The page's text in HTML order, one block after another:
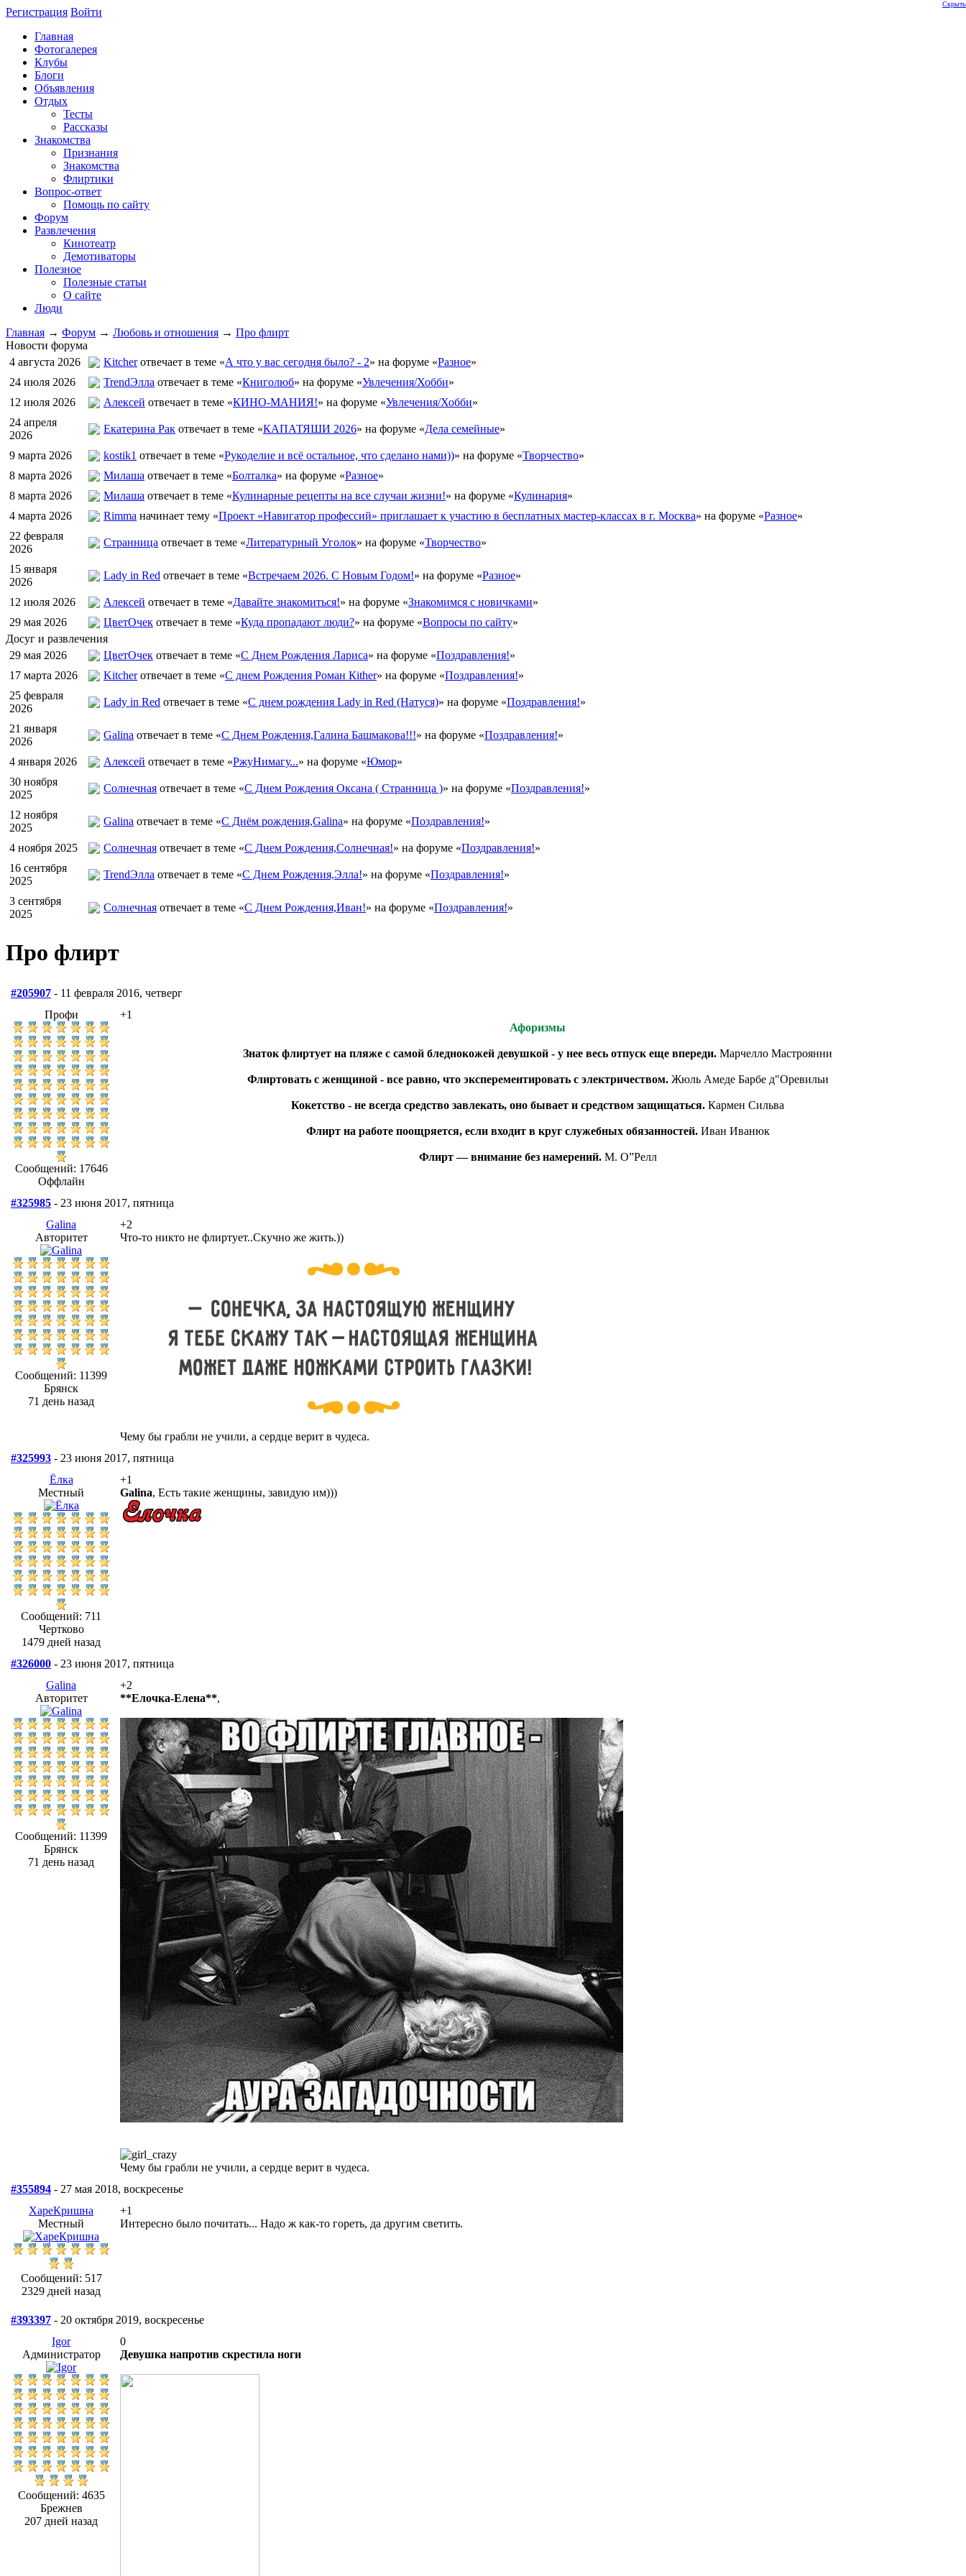
Регистрация Войти
Главная
Фотогалерея
Клубы
Блоги
Объявления
Отдых
Тесты
Рассказы
Знакомства
Признания
Знакомства
Флиртики
Вопрос-ответ
Помощь по сайту
Форум
Развлечения
Кинотеатр
Демотиваторы
Полезное
Полезные статьи
О сайте
Люди
Главная → Форум → Любовь и отношения → Про флирт
Новости форума
4 августа 2026
Kitcherотвечает в теме «А что у вас сегодня было? - 2» на форуме «Разное»
24 июля 2026
TrendЭлла отвечает в теме «Книголюб» на форуме «Увлечения/Хобби»
12 июля 2026
Алексей отвечает в теме «КИНО-МАНИЯ!» на форуме «Увлечения/Хобби»
24 апреля
2026
Екатерина Рак отвечает в теме «КАПАТЯШИ 2026» на форуме «Дела семейные»
9 марта 2026 kostik1 отвечает в теме «Рукоделие и всё остальное, что сделано нами))» на форуме «Творчество»
8 марта 2026
Милаша отвечает в теме «Болталка» на форуме «Разное»
8 марта 2026
Милаша отвечает в теме «Кулинарные рецепты на все случаи жизни!» на форуме «Кулинария»
4 марта 2026
Rimma начинает тему «Проект «Навигатор профессий» приглашает к участию в бесплатных мастер-классах в г. Москва» на форуме «Разное»
22 февраля
2026
Странница отвечает в теме «Литературный Уголок» на форуме «Творчество»
15 января
2026
Lady in Red отвечает в теме «Встречаем 2026. С Новым Годом!» на форуме «Разное»
12 июля 2026 Алексей отвечает в теме «Давайте знакомиться!» на форуме «Знакомимся с новичками»
29 мая 2026
ЦветOчек отвечает в теме «Куда пропадают люди?» на форуме «Вопросы по сайту»
Досуг и развлечения
29 мая 2026
ЦветOчек отвечает в теме «С Днем Рождения Лариса» на форуме «Поздравления!»
17 марта 2026
Kitcherотвечает в теме «С днем Рождения Роман Кither» на форуме «Поздравления!»
25 февраля
2026
Lady in Red отвечает в теме «С днем рождения Lady in Red (Натуся)» на форуме «Поздравления!»
21 января
2026
Galina отвечает в теме «С Днем Рождения,Галина Башмакова!!!» на форуме «Поздравления!»
4 января 2026 Алексей отвечает в теме «РжуНимагу...» на форуме «Юмор»
30 ноября
2025
Солнечная отвечает в теме «С Днем Рождения Оксана ( Странница )» на форуме «Поздравления!»
12 ноября
2025
Galina отвечает в теме «С Днём рождения,Galina» на форуме «Поздравления!»
4 ноября 2025 Солнечная отвечает в теме «С Днем Рождения,Солнечная!» на форуме «Поздравления!»
16 сентября
2025
TrendЭлла отвечает в теме «С Днем Рождения,Элла!» на форуме «Поздравления!»
3 сентября
2025
Солнечная отвечает в теме «С Днем Рождения,Иван!» на форуме «Поздравления!»
Про флирт
#205907 - 11 февраля 2016, четверг
Профи
Сообщений: 17646
Оффлайн
+1
Афоризмы
Знаток флиртует на пляже с самой бледнокожей девушкой - у нее весь отпуск еще впереди. Марчелло Мастроянни
Флиртовать с женщиной - все равно, что эксперементировать с электричеством.Жюль Амеде Барбе д"Оревильи
Кокетство - не всегда средство завлекать, оно бывает и средством защищаться. Кармен Сильва
Флирт на работе поощряется, если входит в круг служебных обязанностей.Иван Иванюк
Флирт — внимание без намерений.М. О”Релл
#325985 - 23 июня 2017, пятница
Galina
Авторитет
Сообщений: 11399
Брянск
71 день назад
+2
Что-то никто не флиртует..Скучно же жить.))
Чему бы грабли не учили, а сердце верит в чудеса.
#325993 - 23 июня 2017, пятница
Ёлка
Местный
Сообщений: 711
Чертково
1479 дней назад
+1
Galina, Есть такие женщины, завидую им)))
#326000 - 23 июня 2017, пятница
Galina
Авторитет
Сообщений: 11399
Брянск
71 день назад
+2
**Елочка-Елена**,
Чему бы грабли не учили, а сердце верит в чудеса.
#355894 - 27 мая 2018, воскресенье
ХареКришна
Местный
Сообщений: 517
2329 дней назад
+1
Интересно было почитать... Надо ж как-то гореть, да другим светить.
#393397 - 20 октября 2019, воскресенье
Igor
Администратор
Сообщений: 4635
Брежнев
207 дней назад
0
Девушка напротив скрестила ноги
Скрыть